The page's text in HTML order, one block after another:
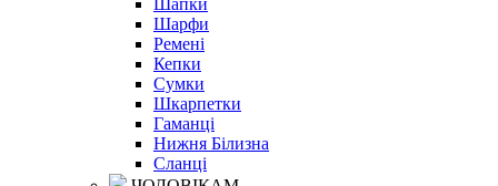
Шапки
Шарфи
Ремені
Кепки
Сумки
Шкарпетки
Гаманці
Нижня Білизна
Сланці